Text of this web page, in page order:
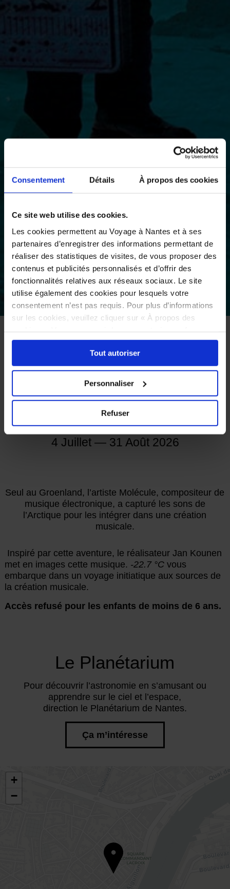
Consentement Détails À propos des cookies
Ce site web utilise des cookies.
Les cookies permettent au Voyage à Nantes et à ses
partenaires d’enregistrer des informations permettant de
réaliser des statistiques de visites, de vous proposer des
contenus et publicités personnalisés et d’offrir des
fonctionnalités relatives aux réseaux sociaux. Le site
utilise également des cookies pour lesquels votre
consentement n’est pas requis. Pour plus d’informations
sur les cookies, veuillez cliquer sur « À propos des
sélectionner les cookies selon les finalités via l'onglet
« Détails ». À tout moment, vous pouvez modifier votre
choix en cliquant sur le lien « Cookies » en bas des
Tout autoriser
Personnaliser
Refuser
©
ACCUEIL À VOIR
L’ÉVÉNEMENT ESTIVAL
EXPOSITIONS À NANTES
EXPOSITION
PLANÉTARIUM
-22,7°C
MOLÉCULE & JAN KOUNEN
4 Juillet — 31 Août 2026
Seul au Groenland, l’artiste Molécule, compositeur de
musique électronique, a capturé les sons de
l’Arctique pour les intégrer dans une création
musicale.
Inspiré par cette aventure, le réalisateur Jan Kounen
met en images cette musique. -22.7 °C vous
embarque dans un voyage initiatique aux sources de
la création musicale.
Accès refusé pour les enfants de moins de 6 ans.
Le Planétarium
Pour découvrir l’astronomie en s’amusant ou
apprendre sur le ciel et l’espace,
direction le Planétarium de Nantes.
Ça m’intéresse